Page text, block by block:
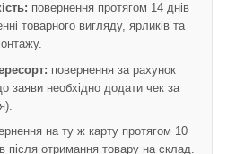
повернення протягом 14 днів
товарного вигляду, ярликів та
повернення за рахунок
заяви необхідно додати чек за
на ту ж карту протягом 10
після отримання товару на склад.